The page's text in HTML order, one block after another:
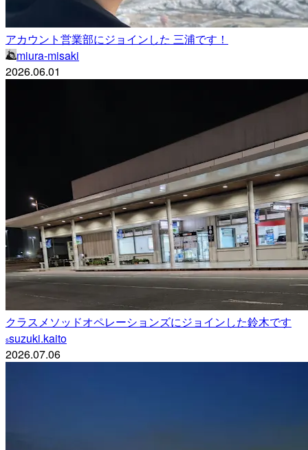
アカウント営業部にジョインした 三浦です！
miura-misaki
2026.06.01
クラスメソッドオペレーションズにジョインした鈴木です
ssuzuki.kaito
2026.07.06